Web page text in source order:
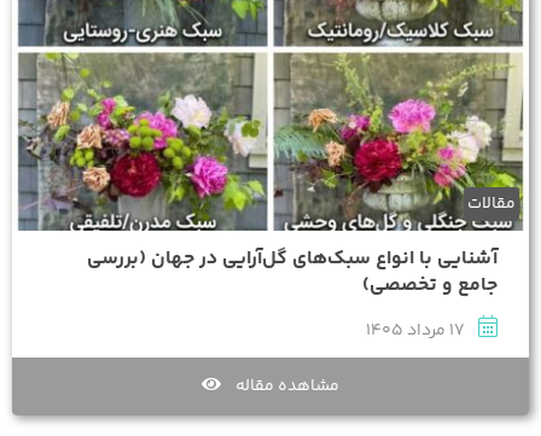
مقالات
آشنایی با انواع سبک‌های گل‌آرایی در جهان (بررسی
جامع و تخصصی)
مشاهده مقاله